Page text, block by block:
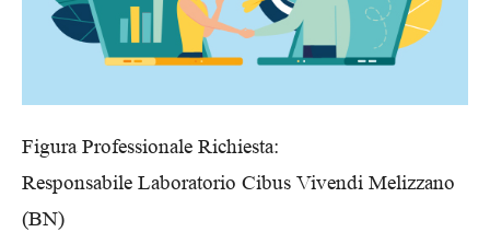
Figura Professionale Richiesta:
Responsabile Laboratorio Cibus Vivendi Melizzano
(BN)